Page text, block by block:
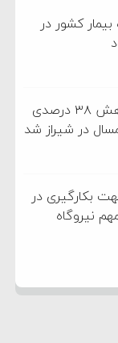
بیمار کشور در
فرهنگ سازی منجر به کاهش ۳۸ درصدی
در شیراز شد
بکارگیری در
نیروگاه